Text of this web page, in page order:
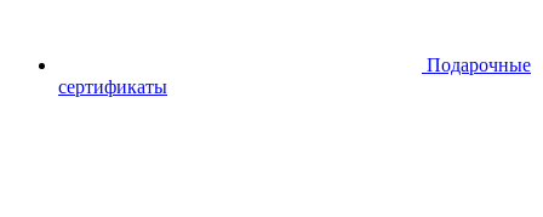
Подарочные
сертификаты